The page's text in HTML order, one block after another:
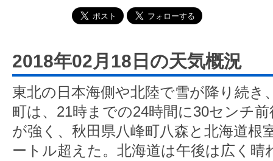
2018年02月18日の天気概況
東北の日本海側や北陸で雪が降り続き
町は、21時までの24時間に30センチ
が強く、秋田県八峰町八森と北海道根
ートル超えた。北海道は午後は広く晴